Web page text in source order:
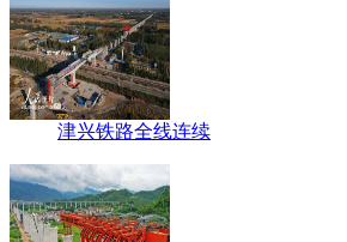
津兴铁路全线连续